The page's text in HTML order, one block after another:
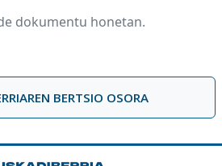
dokumentu honetan.
BERTSIO OSORA